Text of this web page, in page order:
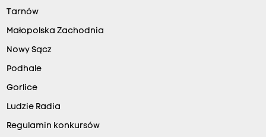
Tarnów
Małopolska Zachodnia
Nowy Sącz
Podhale
Gorlice
Ludzie Radia
Regulamin konkursów